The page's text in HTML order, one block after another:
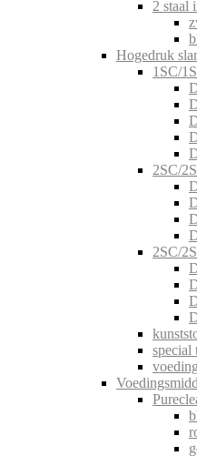
2 staal
Hogedruk
1SC/
2SC/
2SC/
special